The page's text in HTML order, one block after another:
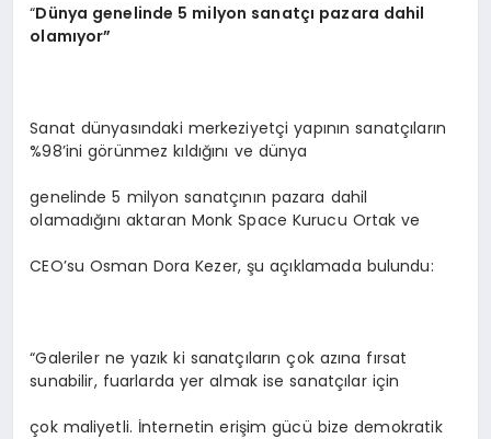
“Dünya genelinde 5 milyon sanatçı pazara dahil
olamıyor”
Sanat dünyasındaki merkeziyetçi yapının sanatçıların
%98’ini görünmez kıldığını ve dünya
genelinde 5 milyon sanatçının pazara dahil
olamadığını aktaran Monk Space Kurucu Ortak ve
CEO’su Osman Dora Kezer, şu açıklamada bulundu:
“Galeriler ne yazık ki sanatçıların çok azına fırsat
sunabilir, fuarlarda yer almak ise sanatçılar için
çok maliyetli. İnternetin erişim gücü bize demokratik